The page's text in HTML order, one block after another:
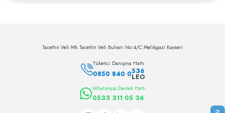
Tacettin Veli Mh.Tacettin Veli Bulvarı No:4/C Melikgazi Kayseri
Tüketici Danışma Hattı
0850 840 0536
LEO
WhatsApp Destek Hattı
0533 311 05 36